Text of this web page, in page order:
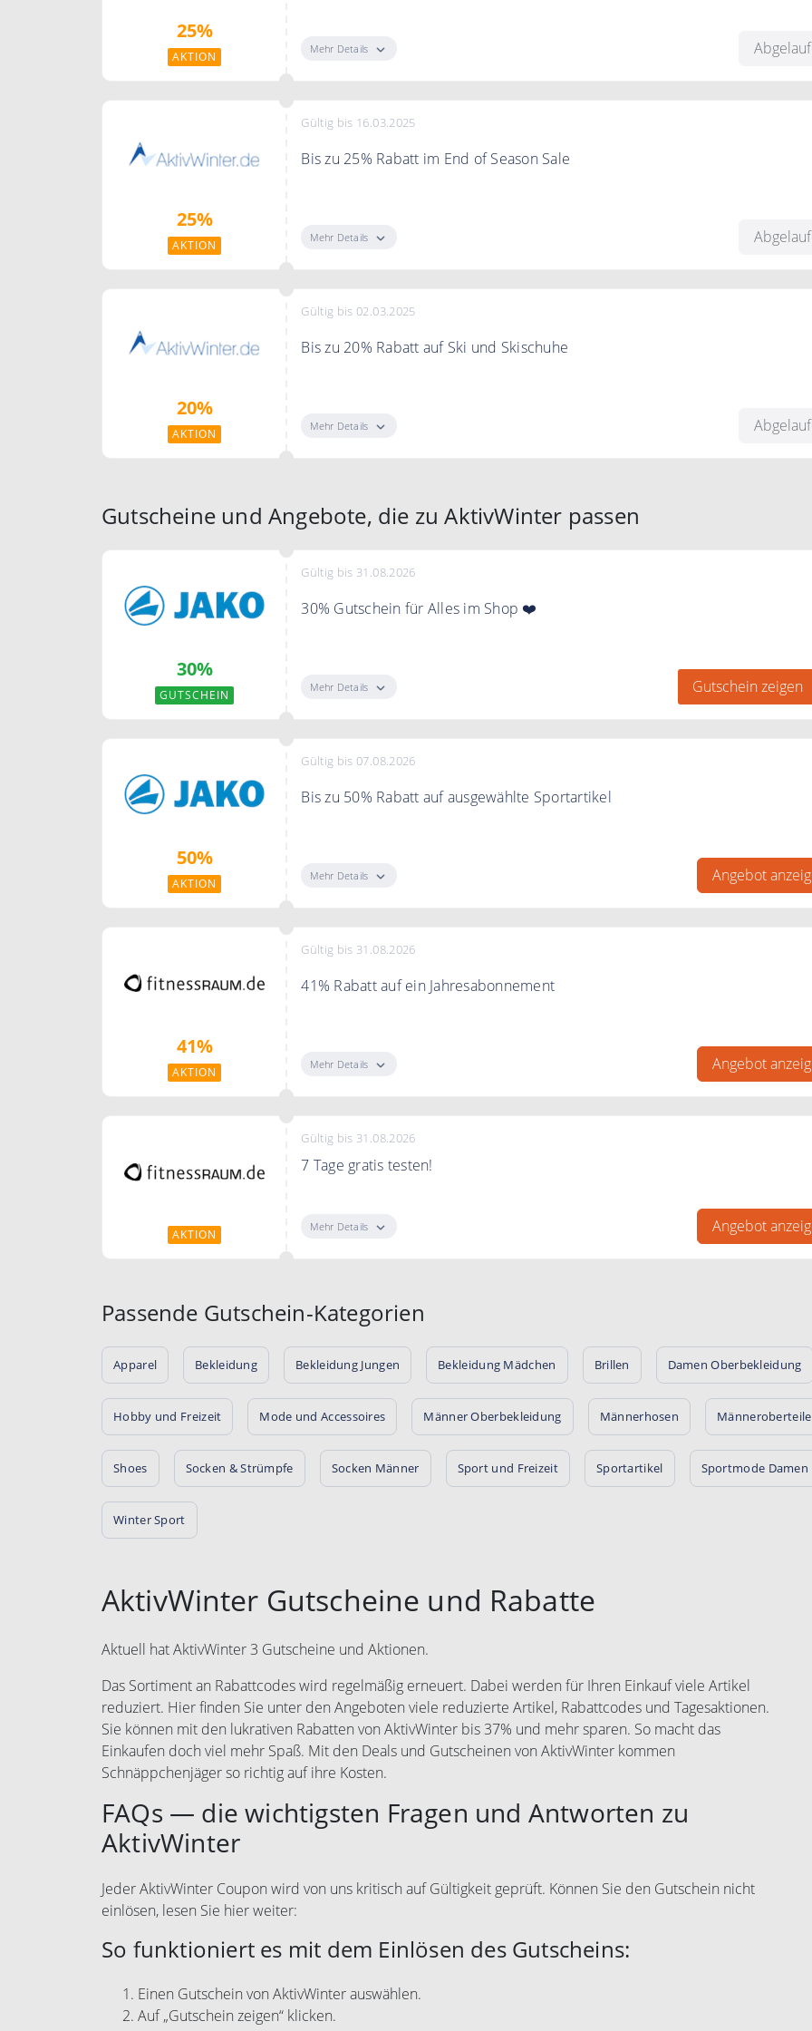
25%
AKTION
Mehr Details
25%
AKTION
Gültig bis 16.03.2025
Bis zu 25% Rabatt im End of Season Sale
Mehr Details
20%
AKTION
Gültig bis 02.03.2025
Bis zu 20% Rabatt auf Ski und Skischuhe
Mehr Details
Gutscheine und Angebote, die zu AktivWinter passen
30%
GUTSCHEIN
Gültig bis 31.08.2026
30% Gutschein für Alles im Shop ❤️
Mehr Details Gutschein zeigen
50%
AKTION
Gültig bis 07.08.2026
Bis zu 50% Rabatt auf ausgewählte Sportartikel
Mehr Details Angebot
41%
AKTION
Gültig bis 31.08.2026
41% Rabatt auf ein Jahresabonnement
Mehr Details Angebot
AKTION
Gültig bis 31.08.2026
7 Tage gratis testen!
Mehr Details Angebot
Passende Gutschein-Kategorien
Apparel Bekleidung Bekleidung Jungen Bekleidung Mädchen Brillen Damen Oberbekleidung
Hobby und Freizeit Mode und Accessoires Männer Oberbekleidung Männerhosen Männeroberteile
Shoes Socken & Strümpfe Socken Männer Sport und Freizeit Sportartikel Sportmode Damen
Winter Sport
AktivWinter Gutscheine und Rabatte
Aktuell hat AktivWinter 3 Gutscheine und Aktionen.
Das Sortiment an Rabattcodes wird regelmäßig erneuert. Dabei werden für Ihren Einkauf viele Artikel
reduziert. Hier finden Sie unter den Angeboten viele reduzierte Artikel, Rabattcodes und Tagesaktionen.
Sie können mit den lukrativen Rabatten von AktivWinter bis 37% und mehr sparen. So macht das
Einkaufen doch viel mehr Spaß. Mit den Deals und Gutscheinen von AktivWinter kommen
Schnäppchenjäger so richtig auf ihre Kosten.
FAQs — die wichtigsten Fragen und Antworten zu
AktivWinter
Jeder AktivWinter Coupon wird von uns kritisch auf Gültigkeit geprüft. Können Sie den Gutschein nicht
einlösen, lesen Sie hier weiter:
So funktioniert es mit dem Einlösen des Gutscheins:
Einen Gutschein von AktivWinter auswählen.
Auf „Gutschein zeigen“ klicken.